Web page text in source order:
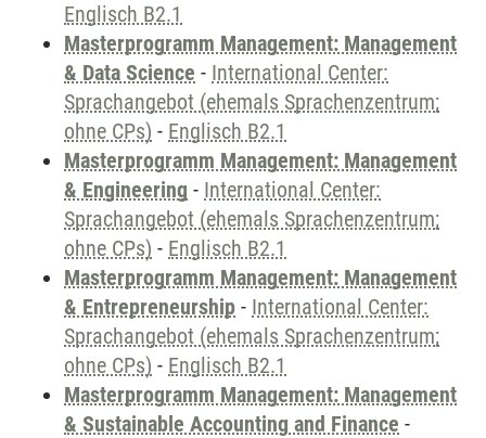
Englisch B2.1
Masterprogramm Management: Management
& Data Science - International Center:
Sprachangebot (ehemals Sprachenzentrum;
ohne CPs) - Englisch B2.1
Masterprogramm Management: Management
& Engineering - International Center:
Sprachangebot (ehemals Sprachenzentrum;
ohne CPs) - Englisch B2.1
Masterprogramm Management: Management
& Entrepreneurship - International Center:
Sprachangebot (ehemals Sprachenzentrum;
ohne CPs) - Englisch B2.1
Masterprogramm Management: Management
& Sustainable Accounting and Finance -